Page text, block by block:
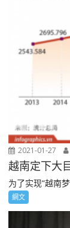
2021-01-27
越南定下大
为了实现“越南
網文